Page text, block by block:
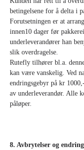
betingelsene for å delta i
Forutsetningen er at
innen10 dager før
underleverandører han
slik overdragelse.
Rutefly tilhører bl.a.
kan være vanskelig. Ved
endringsgebyr på kr
av underleverandør. Alle
påløper.
8. Avbrytelser og